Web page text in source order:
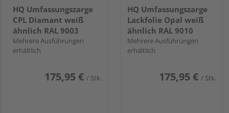
HQ Umfassungszarge
CPL Diamant weiß
ähnlich RAL 9003
Mehrere Ausführungen
erhältlich
175,95 € / Stk.
HQ Umfassungszarge
Lackfolie Opal weiß
ähnlich RAL 9010
Mehrere Ausführungen
erhältlich
175,95 € / Stk.